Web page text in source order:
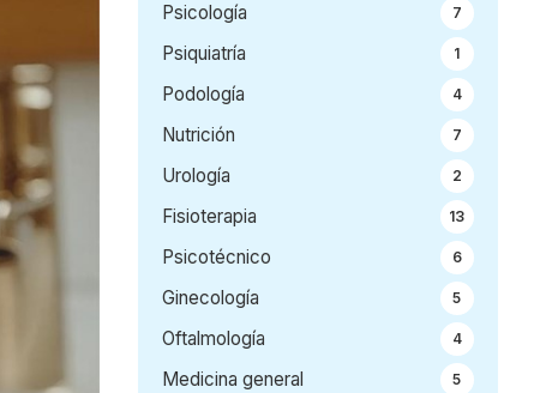
Psicología 7
Psiquiatría 1
Podología 4
Nutrición 7
Urología 2
Fisioterapia 13
Psicotécnico 6
Ginecología 5
Oftalmología 4
Medicina general 5